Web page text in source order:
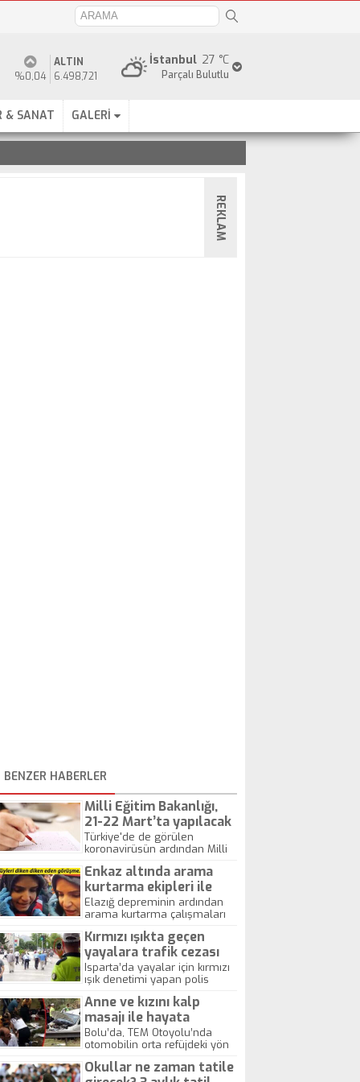
27 °C
İstanbul
Parçalı Bulutlu
%0,04
ALTIN
6.498,721
& SANAT GALERİ
REKLAM
BENZER HABERLER
Milli Eğitim Bakanlığı,
21-22 Mart’ta yapılacak
açıköğretim sınavlarını
erteledi
Türkiye'de de görülen
koronavirüsün ardından Milli
yapılacak açıköğretim
kurumları sınavlarını erteleme
kararı aldı.
Enkaz altında arama
kurtarma ekipleri ile
telefonla görüştü
Elazığ depreminin ardından
arama kurtarma çalışmaları
enkaz altındaki bir kadınla
telefonla görüşme sağlandı.
Kırmızı ışıkta geçen
yayalara trafik cezası
yazıldı
Isparta’da yayalar için kırmızı
ışık denetimi yapan polis
yayalara cezai işlem
uyguladı. Polis kamerasıyla
kayıt altına alınan kırmızı ışık
ihlalleri sonucu, yaklaşık 1,5
saatte, 7 yayaya toplam bin
645 lira tutarında cezai işlem
uygulandı.
Anne ve kızını kalp
masajı ile hayata
tutundurdular
Bolu’da, TEM Otoyolu’nda
otomobilin orta refüjdeki yön
sonucu meydana gelen
Okullar ne zaman tatile